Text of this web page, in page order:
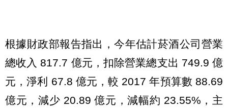
根據財政部報告指出，今年估計菸酒公司營業
總收入 817.7 億元，扣除營業總支出 749.9 億
元，淨利 67.8 億元，較 2017 年預算數 88.69
億元，減少 20.89 億元，減幅約 23.55%，主